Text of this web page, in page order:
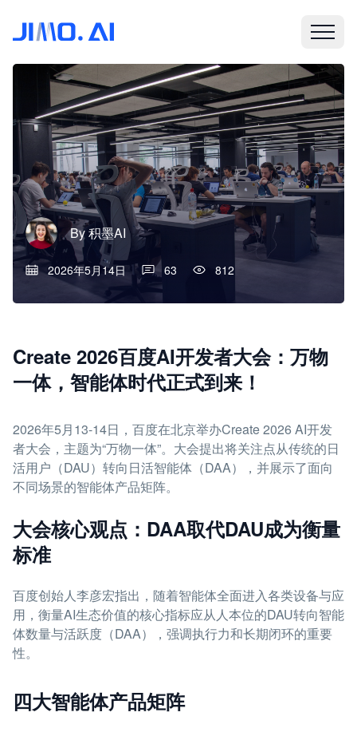
By积墨AI
2026年5月14日 63 812
Create 2026百度AI开发者大会：万物
一体，智能体时代正式到来！
2026年5月13-14日，百度在北京举办Create 2026 AI开发
者大会，主题为“万物一体”。大会提出将关注点从传统的日
活用户（DAU）转向日活智能体（DAA），并展示了面向
不同场景的智能体产品矩阵。
大会核心观点：DAA取代DAU成为衡量
标准
百度创始人李彦宏指出，随着智能体全面进入各类设备与应
用，衡量AI生态价值的核心指标应从人本位的DAU转向智能
体数量与活跃度（DAA），强调执行力和长期闭环的重要
性。
四大智能体产品矩阵